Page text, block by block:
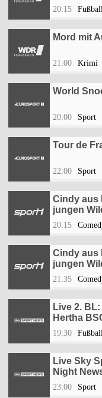
20:15
Mord mit
21:00 Krimi
World
20:00 Sport
Tour de
22:00 Sport
Cindy aus
jungen
20:15
Cindy aus
jungen
21:35
Live 2.
Hertha
19:30
Live Sky
Night
23:00 Sport